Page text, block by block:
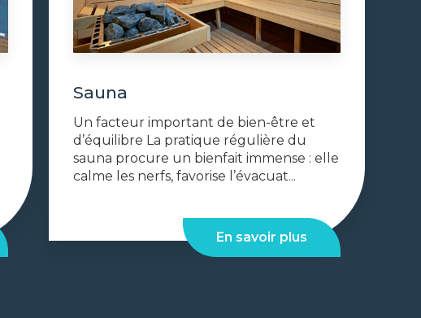
Sauna
Un facteur important de bien-être et
d’équilibre La pratique régulière du
sauna procure un bienfait immense : elle
calme les nerfs, favorise l’évacuat...
En savoir plus